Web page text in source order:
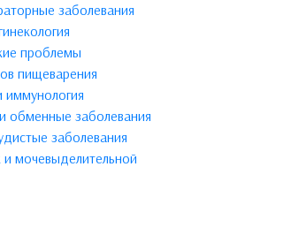
заболевания
проблемы
пищеварения
иммунология
обменные заболевания
заболевания
и мочевыделительной